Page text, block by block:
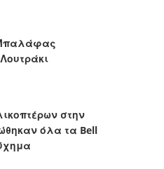
στην
όλα τα Bell